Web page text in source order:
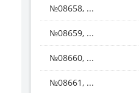
№08658, ...
№08659, ...
№08660, ...
№08661, ...